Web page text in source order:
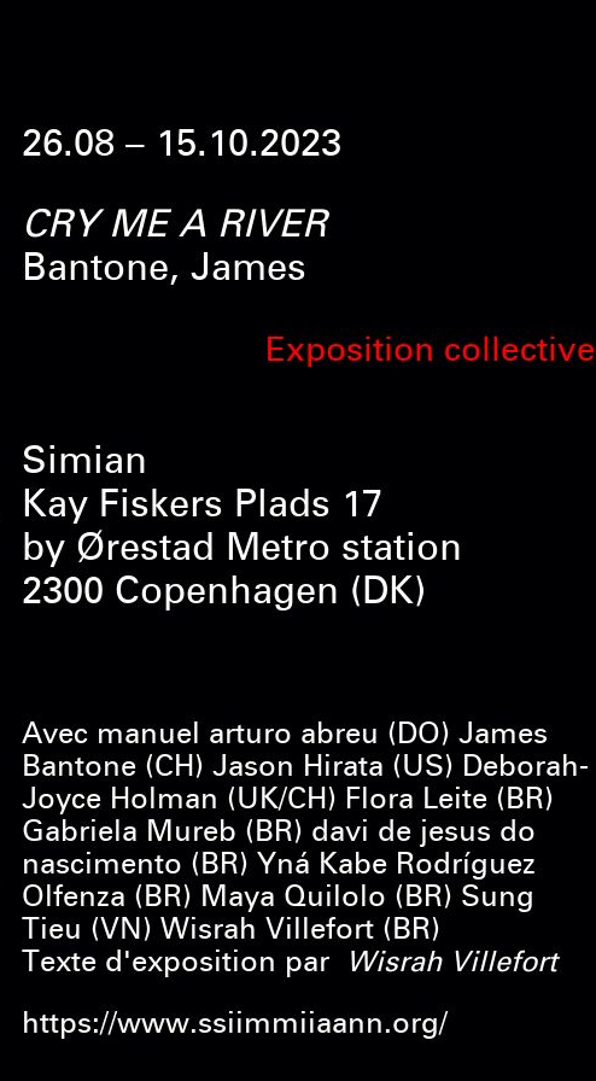
26.08 – 15.10.2023
CRY ME A RIVER
Bantone, James
Exposition collective
Simian
Kay Fiskers Plads 17
by Ørestad Metro station
2300 Copenhagen (DK)
Avec manuel arturo abreu (DO) James
Bantone (CH) Jason Hirata (US) Deborah-
Joyce Holman (UK/CH) Flora Leite (BR)
Gabriela Mureb (BR) davi de jesus do
nascimento (BR) Yná Kabe Rodríguez
Olfenza (BR) Maya Quilolo (BR) Sung
Tieu (VN) Wisrah Villefort (BR)
Texte d'exposition par
Wisrah Villefort
https://www.ssiimmiiaann.org/